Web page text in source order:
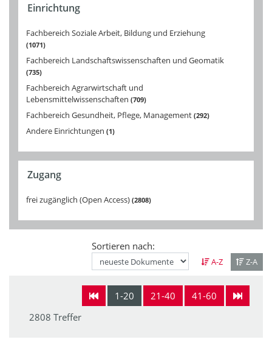
Einrichtung
Fachbereich Soziale Arbeit, Bildung und Erziehung
1071
Fachbereich Landschaftswissenschaften und Geomatik
735
Fachbereich Agrarwirtschaft und
Lebensmittelwissenschaften 709
Fachbereich Gesundheit, Pflege, Management 292
Andere Einrichtungen 1
Zugang
frei zugänglich (Open Access) 2808
Sortieren nach:
A-Z Z-A
1-20 21-40
41-60
2808 Treffer